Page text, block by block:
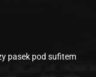
pasek pod sufitem